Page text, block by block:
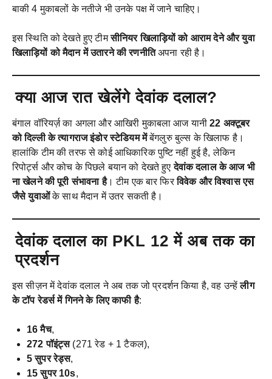
बाकी 4 मुकाबलों के नतीजे भी उनके पक्ष में जाने चाहिए।
इस स्थिति को देखते हुए टीमसीनियर खिलाड़ियों को आराम देने और युवा
खिलाड़ियों को मैदान में उतारने की रणनीतिअपना रही है।
क्या आज रात खेलेंगे देवांक दलाल?
बंगाल वॉरियर्ज़ का अगला और आखिरी मुकाबला आज यानी22 अक्टूबर
को दिल्ली के त्यागराज इंडोर स्टेडियम मेंबेंगलुरु बुल्स के खिलाफ है।
हालांकि टीम की तरफ से कोई आधिकारिक पुष्टि नहीं हुई है, लेकिन
रिपोर्ट्स और कोच के पिछले बयान को देखते हुएदेवांक दलाल के आज भी
ना खेलने की पूरी संभावना है। टीम एक बार फिरविवेक और विश्वास एस
जैसे युवाओंके साथ मैदान में उतर सकती है।
देवांक दलाल का PKL 12 में अब तक का
प्रदर्शन
इस सीज़न में देवांक दलाल ने अब तक जो प्रदर्शन किया है, वह उन्हेंलीग
के टॉप रेडर्स में गिनने के लिए काफी है:
16 मैच,
272 पॉइंट्स(271 रेड + 1 टैकल),
5 सुपर रेड्स,
15 सुपर 10s,